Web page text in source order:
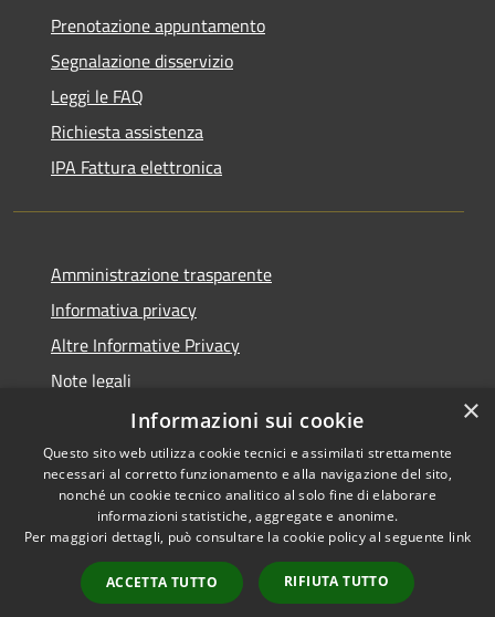
Prenotazione appuntamento
Segnalazione disservizio
Leggi le FAQ
Richiesta assistenza
IPA Fattura elettronica
Amministrazione trasparente
Informativa privacy
Altre Informative Privacy
Note legali
Dichiarazione di accessibilità
RSS
Accessibilità
Copyright © 2026 • Comune di
Municipium•
Accesso
redazione
×
Informazioni sui cookie
Questo sito web utilizza cookie tecnici e assimilati strettamente
necessari al corretto funzionamento e alla navigazione del sito,
nonché un cookie tecnico analitico al solo fine di elaborare
informazioni statistiche, aggregate e anonime.
Per maggiori dettagli, può consultare la cookie policy al seguente link
ACCETTA TUTTO RIFIUTA TUTTO